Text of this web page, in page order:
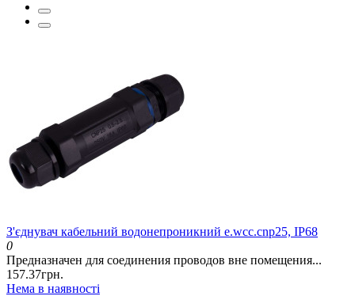
З'єднувач кабельний водонепроникний e.wcc.cnp25, IP68
0
Предназначен для соединения проводов вне помещения...
157.37грн.
Нема в наявності